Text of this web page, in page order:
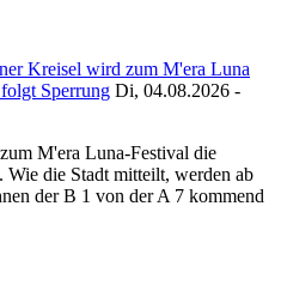
Kreisel wird zum M'era Luna
Sperrung Di, 04.08.2026 -
M'era Luna-Festival die
Wie die Stadt mitteilt, werden ab
der B 1 von der A 7 kommend